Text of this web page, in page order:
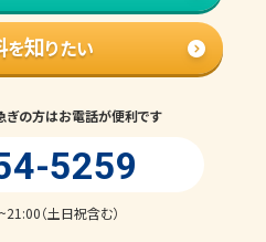
を知りたい
の方はお電話が便利です
5259
（土日祝含む）